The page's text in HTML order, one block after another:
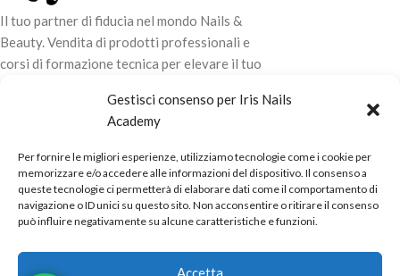
Gestisci consenso per Iris Nails
Academy
Per fornire le migliori esperienze, utilizziamo tecnologie come i cookie per
memorizzare e/o accedere alle informazioni del dispositivo. Il consenso a
queste tecnologie ci permetterà di elaborare dati come il comportamento di
navigazione o ID unici su questo sito. Non acconsentire o ritirare il consenso
può influire negativamente su alcune caratteristiche e funzioni.
Accetta
Il tuo partner di fiducia nel mondo Nails &
Beauty. Vendita di prodotti professionali e
corsi di formazione tecnica per elevare il tuo
LINK UTILI
ORARI NEGOZIO
Powered byReal.Pro.Webcopyright© 2026 in collaborazione con